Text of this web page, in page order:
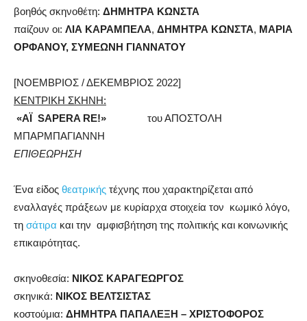
βοηθός σκηνοθέτη: ΔΗΜΗΤΡΑ ΚΩΝΣΤΑ
παίζουν οι: ΛΙΑ ΚΑΡΑΜΠΕΛΑ, ΔΗΜΗΤΡΑ ΚΩΝΣΤΑ, ΜΑΡΙΑ
ΟΡΦΑΝΟΥ, ΣΥΜΕΩΝΗ ΓΙΑΝΝΑΤΟΥ
[ΝΟΕΜΒΡΙΟΣ / ΔΕΚΕΜΒΡΙΟΣ 2022]
ΚΕΝΤΡΙΚΗ ΣΚΗΝΗ:
«AΪ SAPERA RE!» του ΑΠΟΣΤΟΛΗ
ΜΠΑΡΜΠΑΓΙΑΝΝΗ
ΕΠΙΘΕΩΡΗΣΗ
Ένα είδος θεατρικής τέχνης που χαρακτηρίζεται από
εναλλαγές πράξεων με κυρίαρχα στοιχεία τον κωμικό λόγο,
τη σάτιρα και την αμφισβήτηση της πολιτικής και κοινωνικής
επικαιρότητας.
σκηνοθεσία: ΝΙΚΟΣ ΚΑΡΑΓΕΩΡΓΟΣ
σκηνικά: ΝΙΚΟΣ ΒΕΛΤΣΙΣΤΑΣ
κοστούμια: ΔΗΜΗΤΡΑ ΠΑΠΑΛΕΞΗ – ΧΡΙΣΤΟΦΟΡΟΣ